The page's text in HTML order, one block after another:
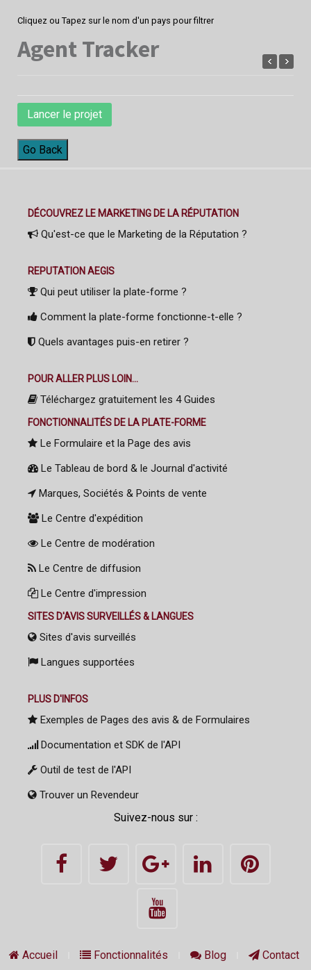
Cliquez ou Tapez sur le nom d'un pays pour filtrer
Agent Tracker
Lancer le projet
Go Back
DÉCOUVREZ LE MARKETING DE LA RÉPUTATION
Qu'est-ce que le Marketing de la Réputation ?
REPUTATION AEGIS
Qui peut utiliser la plate-forme ?
Comment la plate-forme fonctionne-t-elle ?
Quels avantages puis-en retirer ?
POUR ALLER PLUS LOIN...
Téléchargez gratuitement les 4 Guides
FONCTIONNALITÉS DE LA PLATE-FORME
Le Formulaire et la Page des avis
Le Tableau de bord & le Journal d'activité
Marques, Sociétés & Points de vente
Le Centre d'expédition
Le Centre de modération
Le Centre de diffusion
Le Centre d'impression
SITES D'AVIS SURVEILLÉS & LANGUES
Sites d'avis surveillés
Langues supportées
PLUS D'INFOS
Exemples de Pages des avis & de Formulaires
Documentation et SDK de l'API
Outil de test de l'API
Trouver un Revendeur
Suivez-nous sur :
Accueil Fonctionnalités Blog Contact